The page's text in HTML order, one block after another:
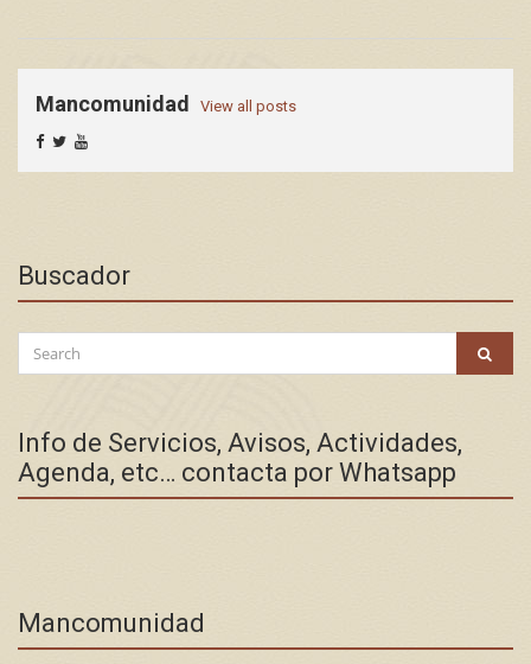
Mancomunidad View all posts
Buscador
Search
for:
Info de Servicios, Avisos, Actividades,
Agenda, etc… contacta por Whatsapp
Mancomunidad